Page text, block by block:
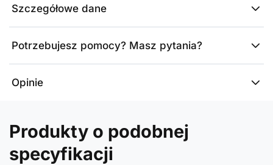
Szczegółowe dane
Potrzebujesz pomocy? Masz pytania?
Opinie
Produkty o podobnej
specyfikacji